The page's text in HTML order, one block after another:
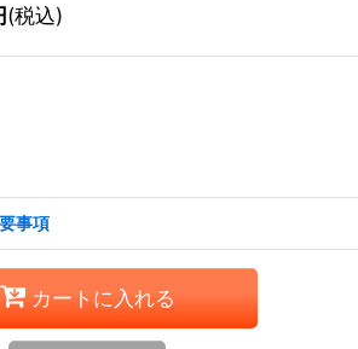
(税込)
事項
カートに入れる